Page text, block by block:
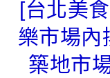
[台北美
樂市場內
築地市